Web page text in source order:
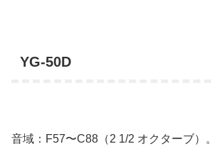
YG-50D
音域：F57〜C88（2 1/2 オクターブ）。